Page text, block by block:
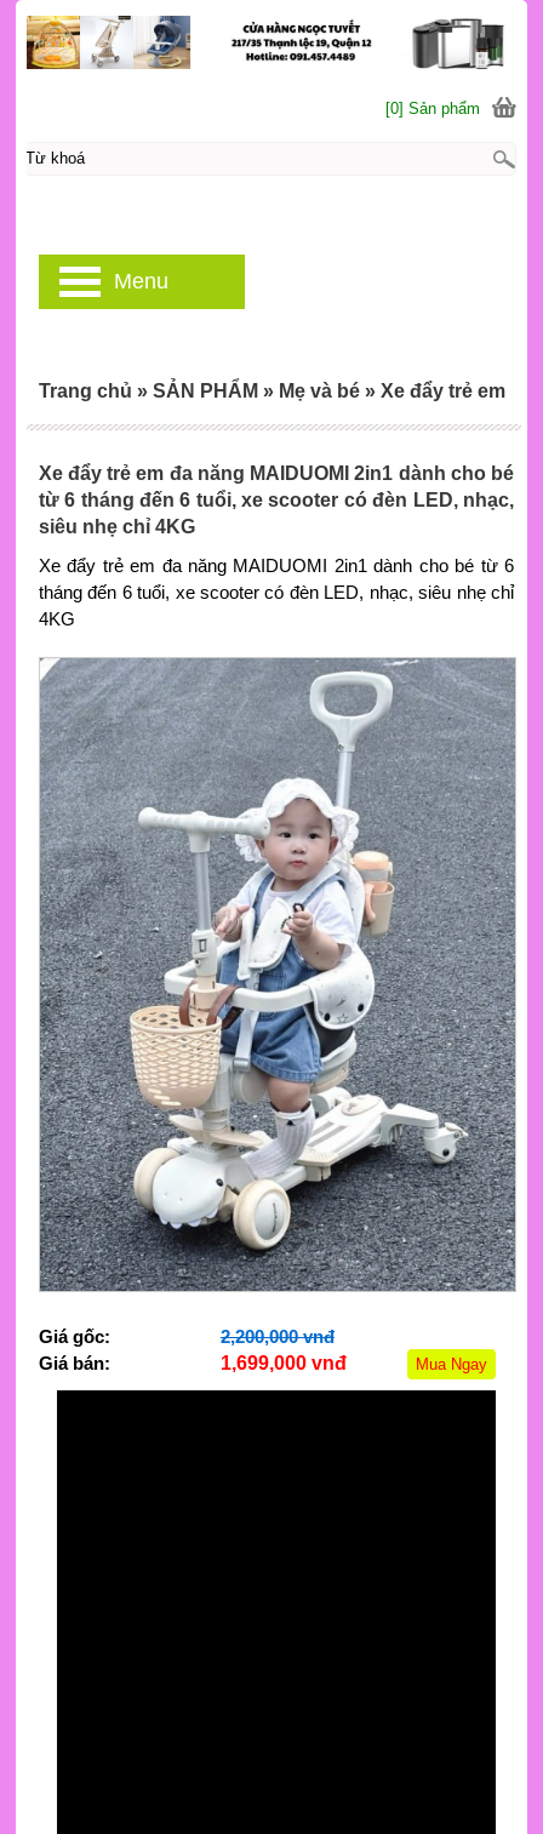
Xe đẩy trẻ em đa năng MAIDUOMI 2in1 dành cho bé
từ 6 tháng đến 6 tuổi, xe scooter có đèn LED, nhạc,
siêu nhẹ chỉ 4KG
Xe đẩy trẻ em đa năng MAIDUOMI 2in1 dành cho bé từ 6
tháng đến 6 tuổi, xe scooter có đèn LED, nhạc, siêu nhẹ chỉ
4KG
Giá gốc:
2,200,000 vnđ
Giá bán:
1,699,000 vnđ Mua Ngay
Trang chủ » SẢN PHẨM » Mẹ và bé » Xe đẩy trẻ em
[0] Sản phẩm
Menu